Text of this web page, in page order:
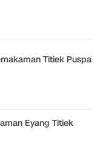
Titiek Puspa
Eyang Titiek